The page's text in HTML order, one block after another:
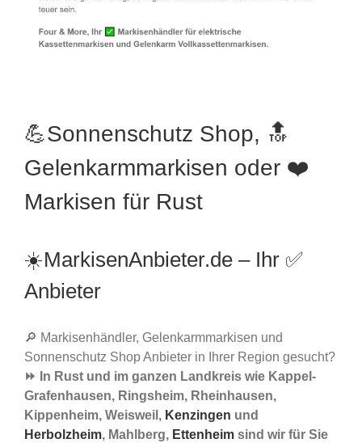
💪Sonnenschutz Shop, 🔝
Gelenkarmmarkisen oder ❤️
Markisen für Rust
☀️MarkisenAnbieter.de – Ihr ✅
Anbieter
🔎 Markisenhändler, Gelenkarmmarkisen und
Sonnenschutz Shop Anbieter in Ihrer Region gesucht?
⏩ In Rust und im ganzen Landkreis wie Kappel-
Grafenhausen, Ringsheim, Rheinhausen,
Kippenheim, Weisweil, Kenzingen und
Herbolzheim, Mahlberg, Ettenheim sind wir für Sie